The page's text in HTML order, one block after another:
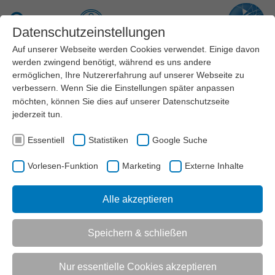
Zum Hauptinhalt springen
Suche
Menü
Artikel
MEDIEN
NEWS
STÄDTEN AN RHEIN UND RUHR
UNTERMENÜ
Vorlesen-Funktion aktivieren
Datenschutzeinstellungen
Auf unserer Webseite werden Cookies verwendet. Einige davon
werden zwingend benötigt, während es uns andere
ermöglichen, Ihre Nutzererfahrung auf unserer Webseite zu
verbessern. Wenn Sie die Einstellungen später anpassen
möchten, können Sie dies auf unserer Datenschutzseite
jederzeit tun.
Essentiell Statistiken Google Suche
Vorlesen-Funktion Marketing Externe Inhalte
Alle akzeptieren
Speichern & schließen
Nur essentielle Cookies akzeptieren